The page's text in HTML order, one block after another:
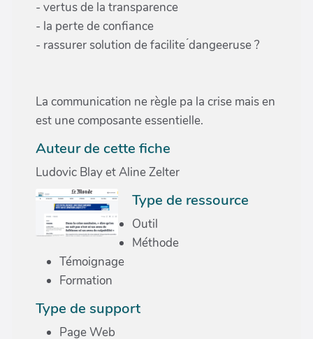
- vertus de la transparence
- la perte de confiance
- rassurer solution de facilite ́dangeeruse ?
La communication ne règle pa la crise mais en
est une composante essentielle.
Auteur de cette fiche
Ludovic Blay et Aline Zelter
Type de ressource
Outil
Méthode
Témoignage
Formation
Type de support
Page Web